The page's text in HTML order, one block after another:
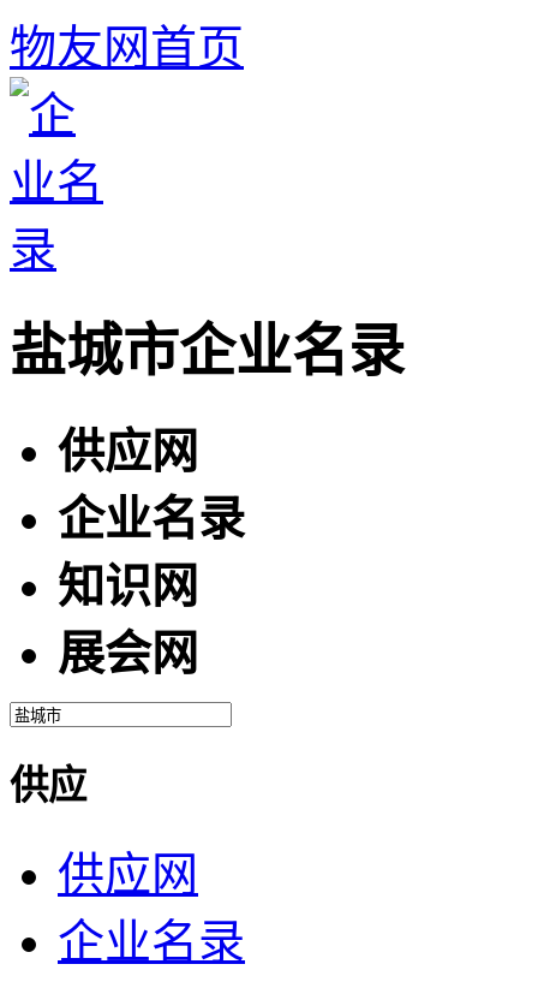
物友网首页
盐城市企业名录
供应网
企业名录
知识网
展会网
供应
供应网
企业名录